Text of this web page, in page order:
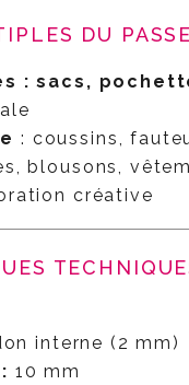
DU
: sacs,
: coussins,
blousons,
créative
interne (2 mm)
10 mm